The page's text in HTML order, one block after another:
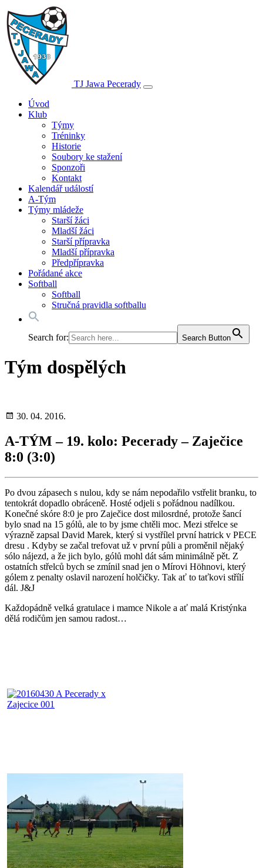
TJ Jawa Pecerady
Úvod
Klub
Týmy
Tréninky
Historie
Soubory ke stažení
Sponzoři
Kontakt
Kalendář událostí
A-Tým
Týmy mládeže
Starší žáci
Mladší žáci
Starší přípravka
Mladší přípravka
Předpřípravka
Pořádané akce
Softball
Softball
Stručná pravidla softballu
Search for: Search Button
Tým dospělých
30. 04. 2016.
A-TÝM – 19. kolo: Pecerady – Zaječice
8:0 (3:0)
Po dvou zápasech s nulou, kdy se nám nepodařilo vstřelit branku, to
tentokrát dopadlo obráceně. Hosté odjeli s pořádnou nadílkou.
Konečné skóre 8:0 je pro Zaječice dost milosrdné, protože šancí
bylo snad na 15 gólů, ale to by jsme chtěli moc. Mezi střelce se
výrazně zapsal David Marek, který si vystřílel první hatrick v PECE
dresu . Kdyby se začal trefovat už v první půli a proměnil nějaký
sólo nájezd, a že jich bylo, gólů mohl dát sám minimálně pět. Z
ostatních střelců bych se zmínil snad jen o Mírovi Höhnovi, který
gólem z penalty oslavil narození holčičky. Tak ať to taťkovi střílí
dál. J&J
Každopádně velká gratulace i mamce Nikole a ať malá Kristýnka
dělá rodičům jen samou radost…